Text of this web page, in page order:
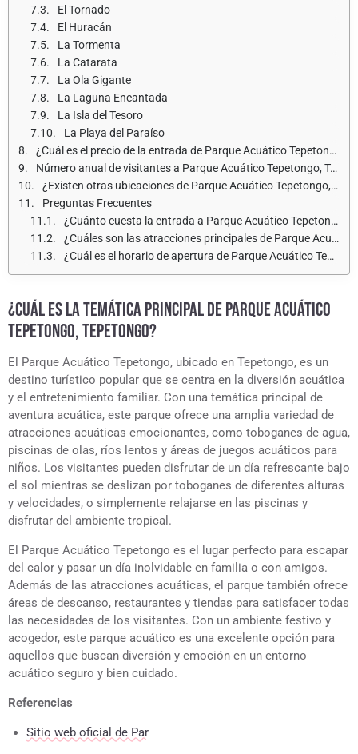
El Tornado
El Huracán
La Tormenta
La Catarata
La Ola Gigante
La Laguna Encantada
La Isla del Tesoro
La Playa del Paraíso
¿Cuál es el precio de la entrada de Parque Acuático Tepetongo, Tepetongo para adultos y niños?
Número anual de visitantes a Parque Acuático Tepetongo, Tepetongo
¿Existen otras ubicaciones de Parque Acuático Tepetongo, Tepetongo?
Preguntas Frecuentes
¿Cuánto cuesta la entrada a Parque Acuático Tepetongo, Tepetongo?
¿Cuáles son las atracciones principales de Parque Acuático Tepetongo, Tepetongo?
¿Cuál es el horario de apertura de Parque Acuático Tepetongo, Tepetongo?
¿CUÁL ES LA TEMÁTICA PRINCIPAL DE PARQUE ACUÁTICO
TEPETONGO, TEPETONGO?
El Parque Acuático Tepetongo, ubicado en Tepetongo, es un
destino turístico popular que se centra en la diversión acuática
y el entretenimiento familiar. Con una temática principal de
aventura acuática, este parque ofrece una amplia variedad de
atracciones acuáticas emocionantes, como toboganes de agua,
piscinas de olas, ríos lentos y áreas de juegos acuáticos para
niños. Los visitantes pueden disfrutar de un día refrescante bajo
el sol mientras se deslizan por toboganes de diferentes alturas
y velocidades, o simplemente relajarse en las piscinas y
disfrutar del ambiente tropical.
El Parque Acuático Tepetongo es el lugar perfecto para escapar
del calor y pasar un día inolvidable en familia o con amigos.
Además de las atracciones acuáticas, el parque también ofrece
áreas de descanso, restaurantes y tiendas para satisfacer todas
las necesidades de los visitantes. Con un ambiente festivo y
acogedor, este parque acuático es una excelente opción para
aquellos que buscan diversión y emoción en un entorno
acuático seguro y bien cuidado.
Referencias
Sitio web oficial de Par